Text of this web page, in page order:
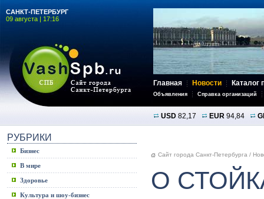
САНКТ-ПЕТЕРБУРГ
09 августа | 17:16
Главная Новости Каталог
Объявления Справка организаций
USD 82,17 EUR 94,84
РУБРИКИ
Бизнес
В мире
Здоровье
Культура и шоу-бизнес
Сайт города Санкт-Петербурга /
О